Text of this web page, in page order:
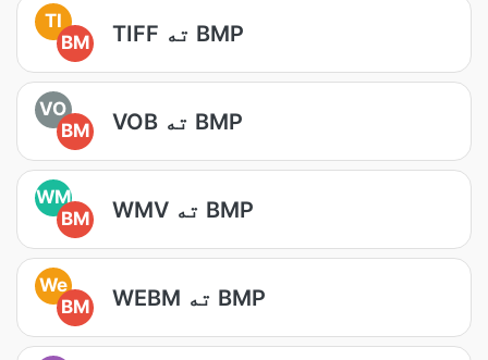
TI
BM
TIFF ته BMP
VO
BM
VOB ته BMP
WM
BM
WMV ته BMP
We
BM
WEBM ته BMP